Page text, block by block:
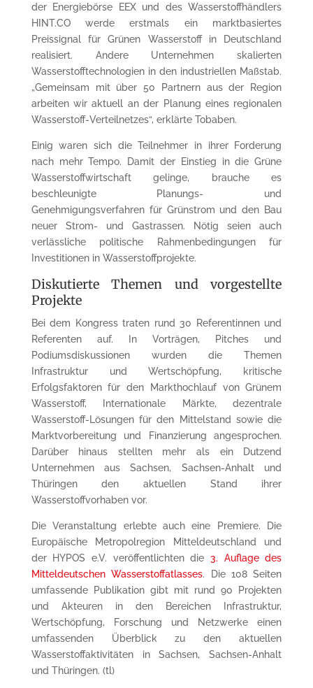
der Energiebörse EEX und des Wasserstoffhändlers
HINT.CO werde erstmals ein marktbasiertes
Preissignal für Grünen Wasserstoff in Deutschland
realisiert. Andere Unternehmen skalierten
Wasserstofftechnologien in den industriellen Maßstab.
„Gemeinsam mit über 50 Partnern aus der Region
arbeiten wir aktuell an der Planung eines regionalen
Wasserstoff-Verteilnetzes“, erklärte Tobaben.
Einig waren sich die Teilnehmer in ihrer Forderung
nach mehr Tempo. Damit der Einstieg in die Grüne
Wasserstoffwirtschaft gelinge, brauche es
beschleunigte Planungs- und
Genehmigungsverfahren für Grünstrom und den Bau
neuer Strom- und Gastrassen. Nötig seien auch
verlässliche politische Rahmenbedingungen für
Investitionen in Wasserstoffprojekte.
Diskutierte Themen und vorgestellte
Projekte
Bei dem Kongress traten rund 30 Referentinnen und
Referenten auf. In Vorträgen, Pitches und
Podiumsdiskussionen wurden die Themen
Infrastruktur und Wertschöpfung, kritische
Erfolgsfaktoren für den Markthochlauf von Grünem
Wasserstoff, Internationale Märkte, dezentrale
Wasserstoff-Lösungen für den Mittelstand sowie die
Marktvorbereitung und Finanzierung angesprochen.
Darüber hinaus stellten mehr als ein Dutzend
Unternehmen aus Sachsen, Sachsen-Anhalt und
Thüringen den aktuellen Stand ihrer
Wasserstoffvorhaben vor.
Die Veranstaltung erlebte auch eine Premiere. Die
Europäische Metropolregion Mitteldeutschland und
der HYPOS e.V. veröffentlichten die 3. Auflage des
Mitteldeutschen Wasserstoffatlasses. Die 108 Seiten
umfassende Publikation gibt mit rund 90 Projekten
und Akteuren in den Bereichen Infrastruktur,
Wertschöpfung, Forschung und Netzwerke einen
umfassenden Überblick zu den aktuellen
Wasserstoffaktivitäten in Sachsen, Sachsen-Anhalt
und Thüringen. (tl)